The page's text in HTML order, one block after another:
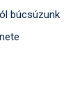
búcsúzunk